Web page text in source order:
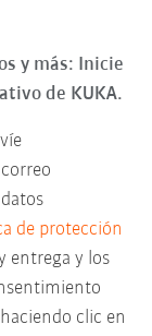
y más: Inicie
de KUKA.
de protección
entrega y los
clic en